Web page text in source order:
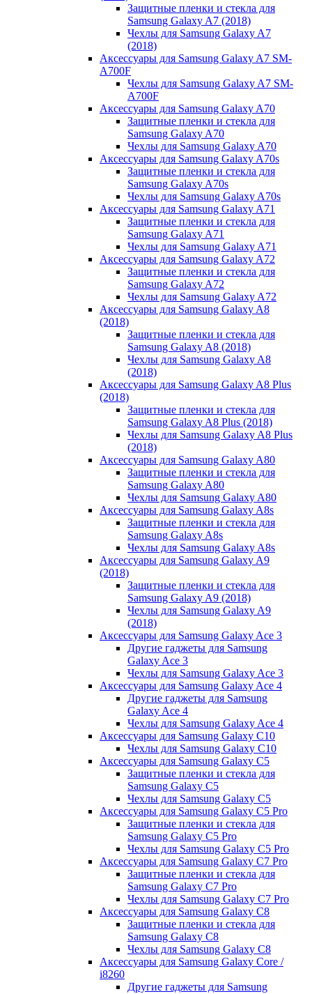
Защитные пленки и стекла для
Samsung Galaxy A7 (2018)
Чехлы для Samsung Galaxy A7
(2018)
Аксессуары для Samsung Galaxy A7 SM-
A700F
Чехлы для Samsung Galaxy A7 SM-
A700F
Аксессуары для Samsung Galaxy A70
Защитные пленки и стекла для
Samsung Galaxy A70
Чехлы для Samsung Galaxy A70
Аксессуары для Samsung Galaxy A70s
Защитные пленки и стекла для
Samsung Galaxy A70s
Чехлы для Samsung Galaxy A70s
Аксессуары для Samsung Galaxy A71
Защитные пленки и стекла для
Samsung Galaxy A71
Чехлы для Samsung Galaxy A71
Аксессуары для Samsung Galaxy A72
Защитные пленки и стекла для
Samsung Galaxy A72
Чехлы для Samsung Galaxy A72
Аксессуары для Samsung Galaxy A8
(2018)
Защитные пленки и стекла для
Samsung Galaxy A8 (2018)
Чехлы для Samsung Galaxy A8
(2018)
Аксессуары для Samsung Galaxy A8 Plus
(2018)
Защитные пленки и стекла для
Samsung Galaxy A8 Plus (2018)
Чехлы для Samsung Galaxy A8 Plus
(2018)
Аксессуары для Samsung Galaxy A80
Защитные пленки и стекла для
Samsung Galaxy A80
Чехлы для Samsung Galaxy A80
Аксессуары для Samsung Galaxy A8s
Защитные пленки и стекла для
Samsung Galaxy A8s
Чехлы для Samsung Galaxy A8s
Аксессуары для Samsung Galaxy A9
(2018)
Защитные пленки и стекла для
Samsung Galaxy A9 (2018)
Чехлы для Samsung Galaxy A9
(2018)
Аксессуары для Samsung Galaxy Ace 3
Другие гаджеты для Samsung
Galaxy Ace 3
Чехлы для Samsung Galaxy Ace 3
Аксессуары для Samsung Galaxy Ace 4
Другие гаджеты для Samsung
Galaxy Ace 4
Чехлы для Samsung Galaxy Ace 4
Аксессуары для Samsung Galaxy C10
Чехлы для Samsung Galaxy C10
Аксессуары для Samsung Galaxy C5
Защитные пленки и стекла для
Samsung Galaxy C5
Чехлы для Samsung Galaxy C5
Аксессуары для Samsung Galaxy C5 Pro
Защитные пленки и стекла для
Samsung Galaxy C5 Pro
Чехлы для Samsung Galaxy C5 Pro
Аксессуары для Samsung Galaxy C7 Pro
Защитные пленки и стекла для
Samsung Galaxy C7 Pro
Чехлы для Samsung Galaxy C7 Pro
Аксессуары для Samsung Galaxy C8
Защитные пленки и стекла для
Samsung Galaxy C8
Чехлы для Samsung Galaxy C8
Аксессуары для Samsung Galaxy Core /
i8260
Другие гаджеты для Samsung